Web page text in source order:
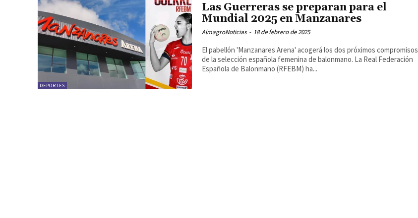
DEPORTES
Las Guerreras se preparan para el
Mundial 2025 en Manzanares
AlmagroNoticias - 18 de febrero de 2025
El pabellón 'Manzanares Arena' acogerá los dos próximos compromisos
de la selección española femenina de balonmano. La Real Federación
Española de Balonmano (RFEBM) ha...